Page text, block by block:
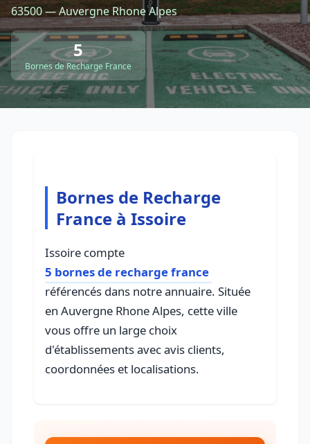
CGU-Confidentialité- Service proposé parViteUnDevis.com-Vous
63500 — Auvergne Rhone Alpes
5
Bornes de Recharge France
Bornes de Recharge
France à Issoire
Issoire compte
5 bornes de recharge france
référencés dans notre annuaire. Située
en Auvergne Rhone Alpes, cette ville
vous offre un large choix
d'établissements avec avis clients,
coordonnées et localisations.